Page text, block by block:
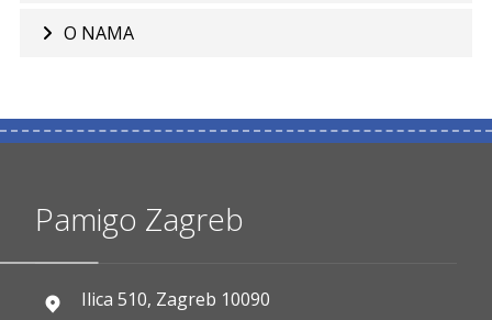
O NAMA
Pamigo Zagreb
Ilica 510, Zagreb 10090